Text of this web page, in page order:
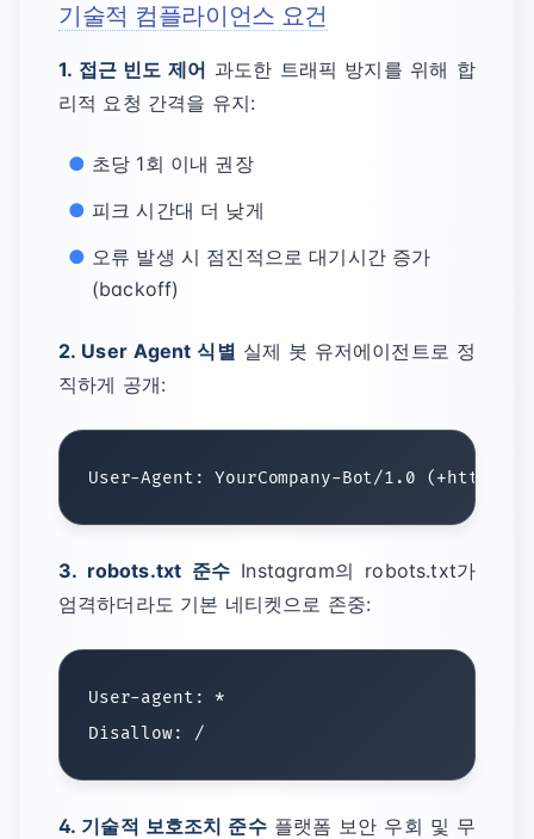
기술적 컴플라이언스 요건
1. 접근 빈도 제어 과도한 트래픽 방지를 위해 합
리적 요청 간격을 유지:
초당 1회 이내 권장
피크 시간대 더 낮게
오류 발생 시 점진적으로 대기시간 증가
(backoff)
2. User Agent 식별 실제 봇 유저에이전트로 정
직하게 공개:
3. robots.txt 준수Instagram의 robots.txt가
엄격하더라도 기본 네티켓으로 존중:
User-agent: *
4. 기술적 보호조치 준수플랫폼 보안 우회 및 무